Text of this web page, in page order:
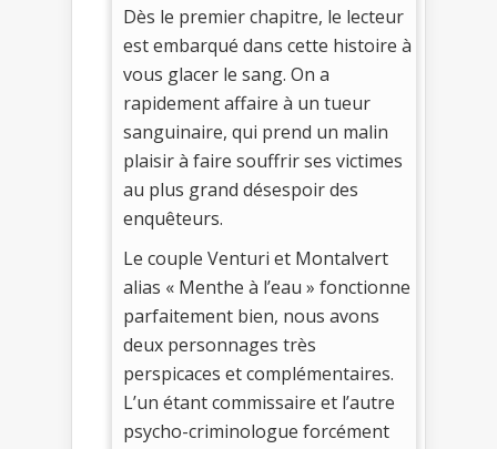
Dès le premier chapitre, le lecteur
est embarqué dans cette histoire à
vous glacer le sang. On a
rapidement affaire à un tueur
sanguinaire, qui prend un malin
plaisir à faire souffrir ses victimes
au plus grand désespoir des
enquêteurs.
Le couple Venturi et Montalvert
alias « Menthe à l’eau » fonctionne
parfaitement bien, nous avons
deux personnages très
perspicaces et complémentaires.
L’un étant commissaire et l’autre
psycho-criminologue forcément